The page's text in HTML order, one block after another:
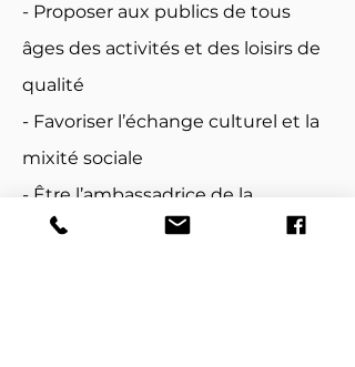
- Proposer aux publics de tous
âges des activités et des loisirs de
qualité
- Favoriser l’échange culturel et la
mixité sociale
- Être l’ambassadrice de la
jeunesse en offrant aux jeunes un